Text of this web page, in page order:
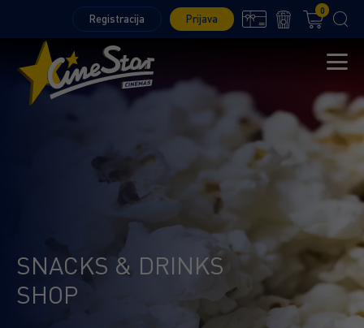
Registracija Prijava
0
SNACKS & DRINKS
SHOP